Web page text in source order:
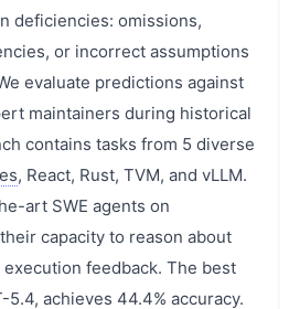
deficiencies: omissions,
or incorrect assumptions
evaluate predictions against
maintainers during historical
contains tasks from 5 diverse
, React, Rust, TVM, and vLLM.
art SWE agents on
capacity to reason about
feedback. The best
5.4, achieves 44.4% accuracy.